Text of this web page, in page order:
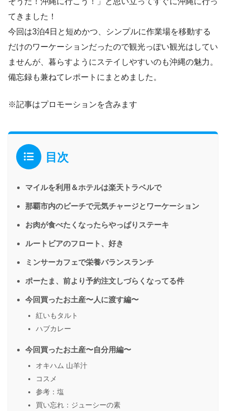
てきました！
今回は3泊4日と短めかつ、シンプルに作業場を移動する
だけのワーケーションだったので観光っぽい観光はしてい
ませんが、暮らすようにステイしやすいのも沖縄の魅力。
備忘録も兼ねてレポートにまとめました。
※記事はプロモーションを含みます
目次
マイルを利用＆ホテルは楽天トラベルで
那覇市内のビーチで元気チャージとワーケーション
お肉が食べたくなったらやっぱりステーキ
ルートビアのフロート、好き
ミンサーカフェで栄養バランスランチ
ポーたま、前より予約注文しづらくなってる件
今回買ったお土産〜人に渡す編〜
紅いもタルト
ハブカレー
今回買ったお土産〜自分用編〜
オキハム 山羊汁
コスメ
参考：塩
買い忘れ：ジューシーの素